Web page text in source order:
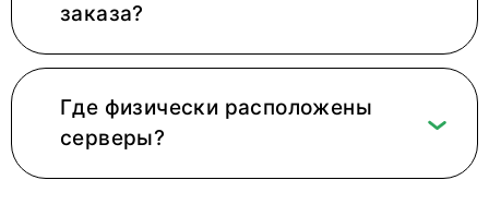
заказа?
Где физически расположены
серверы?